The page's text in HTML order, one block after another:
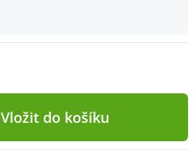
Vložit do košíku